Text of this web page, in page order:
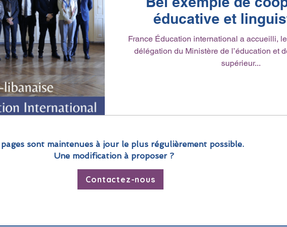
éducative et
France Éducation international a accueilli,
délégation du Ministère de l’éducation et
supérieur...
pages sont maintenues à jour le plus régulièrement possible.
Une modification à proposer ?
Contactez-nous